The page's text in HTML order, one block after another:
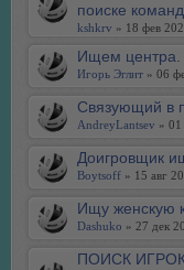
поиске
kshkrv » 18 фев
Ищем
Игорь Эглит » 06
Связующий в
AndreyLantsev »
Доигровщик
Boytsoff » 15 авг
Ищу женскую
Dashuko » 27 дек
ПОИСК